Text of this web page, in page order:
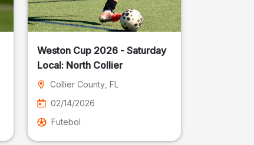
Weston Cup 2026 - Saturday
Local: North Collier
Collier County, FL
02/14/2026
Futebol